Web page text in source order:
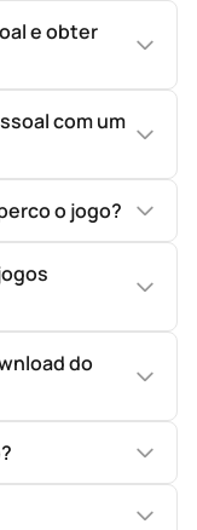
e obter
com um
o jogo?
do